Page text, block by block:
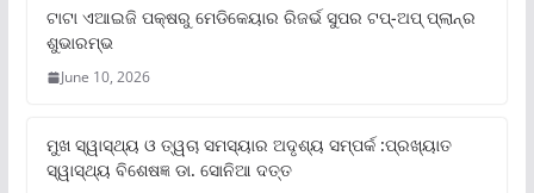
ଟାଟା ଏଆଇଜି ପକ୍ଷରୁ ମେଡିକେୟାର ରିଜର୍ଭ ସୁପର ଟପ୍‌-ଅପ୍ ପ୍ଲାନ୍‌ର
ଶୁଭାରମ୍ଭ
June 10, 2026
ମୁଖ ସ୍ୱାସ୍ଥ୍ୟ ଓ ତ୍ୱଚା ସମସ୍ୟାର ଅଦୃଶ୍ୟ ସମ୍ପର୍କ :ପ୍ରଖ୍ୟାତ
ସ୍ୱାସ୍ଥ୍ୟ ବିଶେଷଜ୍ଞ ଡା. ସୋନିଆ ଦତ୍ତ